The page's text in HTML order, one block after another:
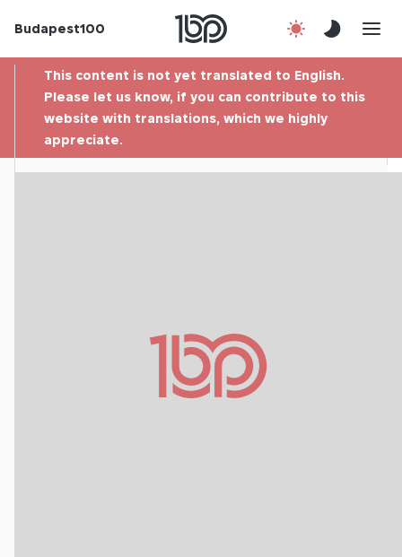
Budapest100
Contact
This content is not yet translated to English.
Please let us know, if you can contribute to this
website with translations, which we highly
appreciate.